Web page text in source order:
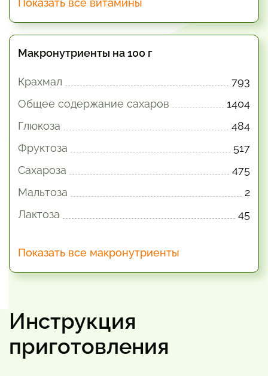
Показать все витамины
Макронутриенты на 100 г
Крахмал
793
Общее содержание сахаров
1404
Глюкоза
484
Фруктоза
517
Сахароза
475
Мальтоза
2
Лактоза
45
Показать все макронутриенты
Инструкция
приготовления